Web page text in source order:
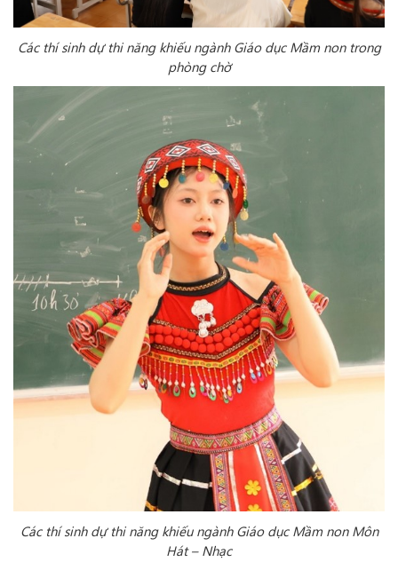
Các thí sinh dự thi năng khiếu ngành Giáo dục Mầm non trong
phòng chờ
Các thí sinh dự thi năng khiếu ngành Giáo dục Mầm non Môn
Hát – Nhạc